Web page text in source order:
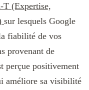
T (Expertise,
sur lesquels Google
fiabilité de vos
provenant de
perçue positivement
améliore sa visibilité